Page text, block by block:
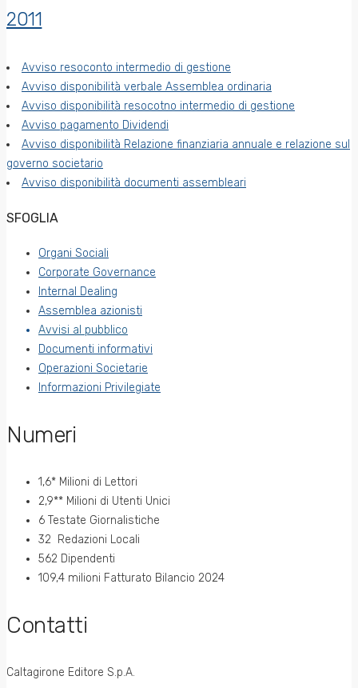
2011
Avviso resoconto intermedio di gestione
Avviso disponibilità verbale Assemblea ordinaria
Avviso disponibilità resocotno intermedio di gestione
Avviso pagamento Dividendi
Avviso disponibilità Relazione finanziaria annuale e relazione sul
governo societario
Avviso disponibilità documenti assembleari
SFOGLIA
Organi Sociali
Corporate Governance
Internal Dealing
Assemblea azionisti
Avvisi al pubblico
Documenti informativi
Operazioni Societarie
Informazioni Privilegiate
Numeri
1,6* Milioni di Lettori
2,9** Milioni di Utenti Unici
6 Testate Giornalistiche
32 Redazioni Locali
562 Dipendenti
109,4 milioni Fatturato Bilancio 2024
Contatti
Caltagirone Editore S.p.A.